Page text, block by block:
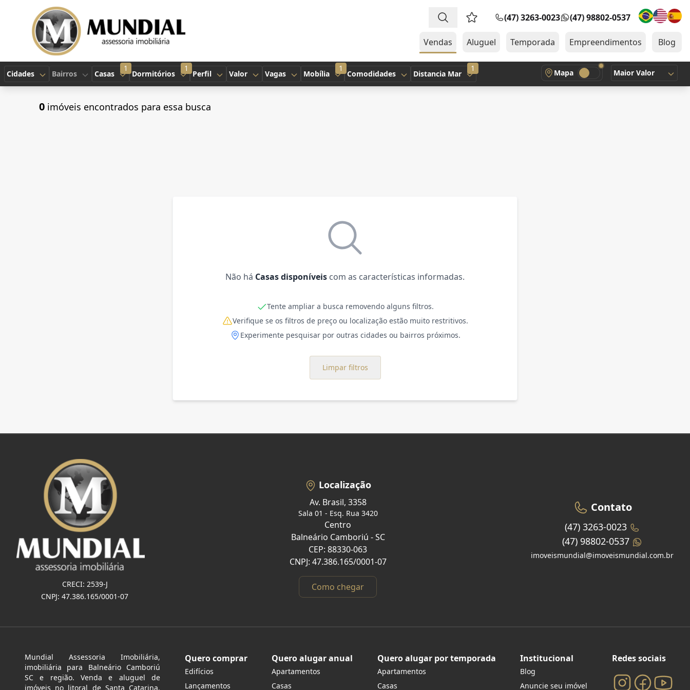
Favoritos (0 itens)
(47) 3263-0023 (47) 98802-0537
Vendas Aluguel Temporada Empreendimentos Blog
Cidades Bairros
1
Casas
1
Dormitórios Perfil Valor Vagas
1
Mobília Comodidades
1
Distancia Mar Mapa Maior Valor
0 imóveis encontrados para essa busca
Não há Casas disponíveis com as características informadas.
Tente ampliar a busca removendo alguns filtros.
Verifique se os filtros de preço ou localização estão muito restritivos.
Experimente pesquisar por outras cidades ou bairros próximos.
Limpar filtros
CRECI: 2539-J
CNPJ: 47.386.165/0001-07
Localização
Av. Brasil, 3358
Sala 01 - Esq. Rua 3420
Centro
Balneário Camboriú - SC
CEP: 88330-063
CNPJ: 47.386.165/0001-07
Como chegar
Contato
(47) 3263-0023
(47) 98802-0537
imoveismundial@imoveismundial.com.br
Mundial Assessoria Imobiliária,
imobiliária para Balneário Camboriú
SC e região. Venda e aluguel de
imóveis no litoral de Santa Catarina.
Quero comprar
Edifícios
Lançamentos
Quero alugar anual
Apartamentos
Casas
Quero alugar por temporada
Apartamentos
Casas
Institucional
Blog
Anuncie seu imóvel
Redes sociais